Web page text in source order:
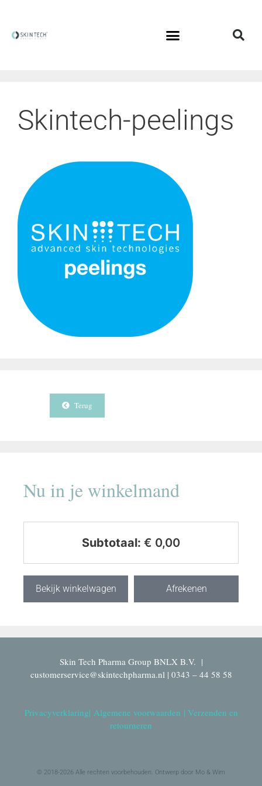
Skintech-peelings
Terug
Nu in je winkelmand
Subtotaal: € 0,00
Bekijk winkelwagen Afrekenen
Skin Tech Pharma Group BNLX B.V. |
customerservice@skintechpharma.nl | 0343 – 44 58 58
Privacyverklaring| Algemene voorwaarden | Verzenden en
retourneren
© 2018-2026 Alle rechten voorbehouden. Ontwerp door Mo & Wim